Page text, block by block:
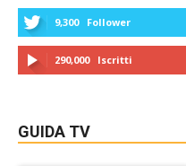
9,300 Follower
290,000 Iscritti
GUIDA TV